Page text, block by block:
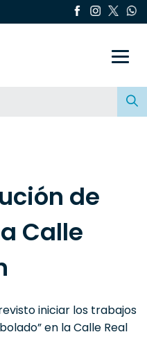
de
Calle
iniciar los trabajos
en la Calle Real